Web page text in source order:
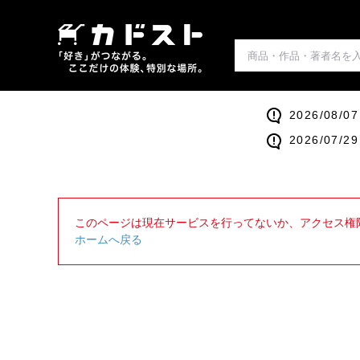
2026/08/07
2026/07/29
このページは現在サービスを行ってないか、アクセス
ホームへ戻る